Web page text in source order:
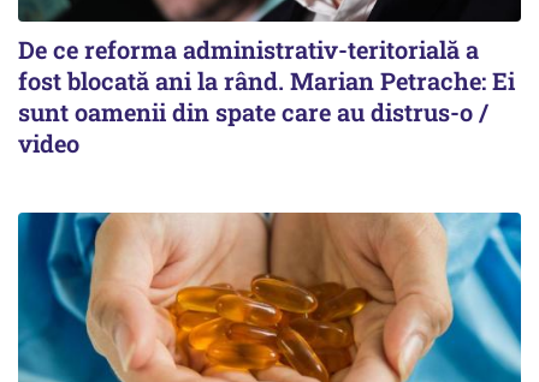
De ce reforma administrativ-teritorială a
fost blocată ani la rând. Marian Petrache: Ei
sunt oamenii din spate care au distrus-o /
video